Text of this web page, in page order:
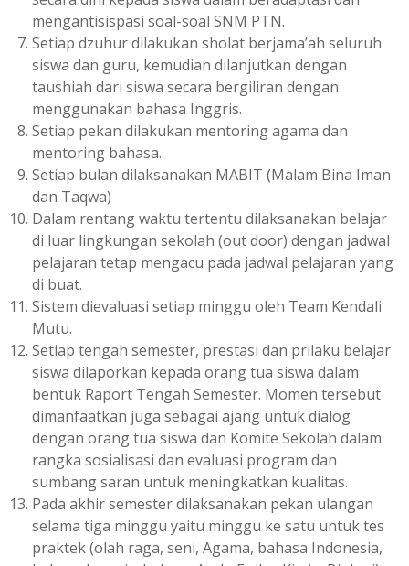
mengantisispasi soal-soal SNM PTN.
Setiap dzuhur dilakukan sholat berjama’ah seluruh
siswa dan guru, kemudian dilanjutkan dengan
taushiah dari siswa secara bergiliran dengan
menggunakan bahasa Inggris.
Setiap pekan dilakukan mentoring agama dan
mentoring bahasa.
Setiap bulan dilaksanakan MABIT (Malam Bina Iman
dan Taqwa)
Dalam rentang waktu tertentu dilaksanakan belajar
di luar lingkungan sekolah (out door) dengan jadwal
pelajaran tetap mengacu pada jadwal pelajaran yang
di buat.
Sistem dievaluasi setiap minggu oleh Team Kendali
Mutu.
Setiap tengah semester, prestasi dan prilaku belajar
siswa dilaporkan kepada orang tua siswa dalam
bentuk Raport Tengah Semester. Momen tersebut
dimanfaatkan juga sebagai ajang untuk dialog
dengan orang tua siswa dan Komite Sekolah dalam
rangka sosialisasi dan evaluasi program dan
sumbang saran untuk meningkatkan kualitas.
Pada akhir semester dilaksanakan pekan ulangan
selama tiga minggu yaitu minggu ke satu untuk tes
praktek (olah raga, seni, Agama, bahasa Indonesia,